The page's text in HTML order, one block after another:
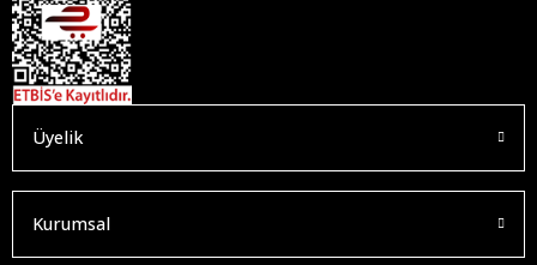
Üyelik
Kurumsal